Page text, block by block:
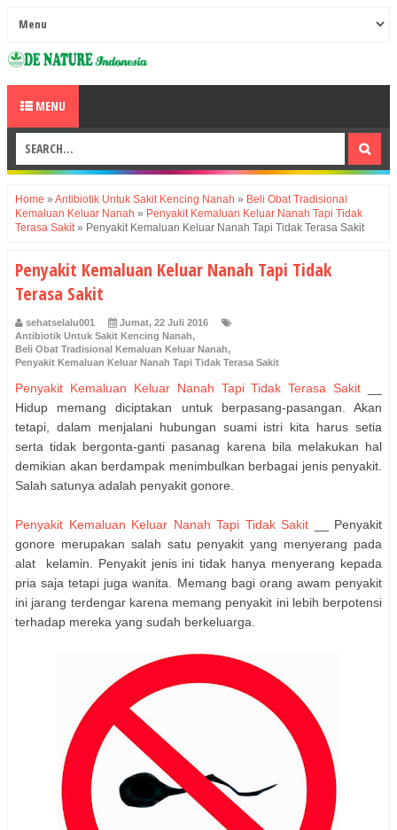
MENU
Home » Antibiotik Untuk Sakit Kencing Nanah » Beli Obat Tradisional
Kemaluan Keluar Nanah » Penyakit Kemaluan Keluar Nanah Tapi Tidak
Terasa Sakit» Penyakit Kemaluan Keluar Nanah Tapi Tidak Terasa Sakit
Penyakit Kemaluan Keluar Nanah Tapi Tidak
Terasa Sakit
sehatselalu001
Jumat, 22 Juli 2016
Antibiotik Untuk Sakit Kencing Nanah,
Beli Obat Tradisional Kemaluan Keluar Nanah,
Penyakit Kemaluan Keluar Nanah Tapi Tidak Terasa Sakit
Penyakit Kemaluan Keluar Nanah Tapi Tidak Terasa Sakit
Hidup memang diciptakan untuk berpasang-pasangan. Akan
tetapi, dalam menjalani hubungan suami istri kita harus setia
serta tidak bergonta-ganti pasanag karena bila melakukan hal
demikian akan berdampak menimbulkan berbagai jenis penyakit.
Salah satunya adalah penyakit gonore.
Penyakit Kemaluan Keluar Nanah Tapi Tidak Sakit __ Penyakit
gonore merupakan salah satu penyakit yang menyerang pada
alat kelamin. Penyakit jenis ini tidak hanya menyerang kepada
pria saja tetapi juga wanita. Memang bagi orang awam penyakit
ini jarang terdengar karena memang penyakit ini lebih berpotensi
terhadap mereka yang sudah berkeluarga.